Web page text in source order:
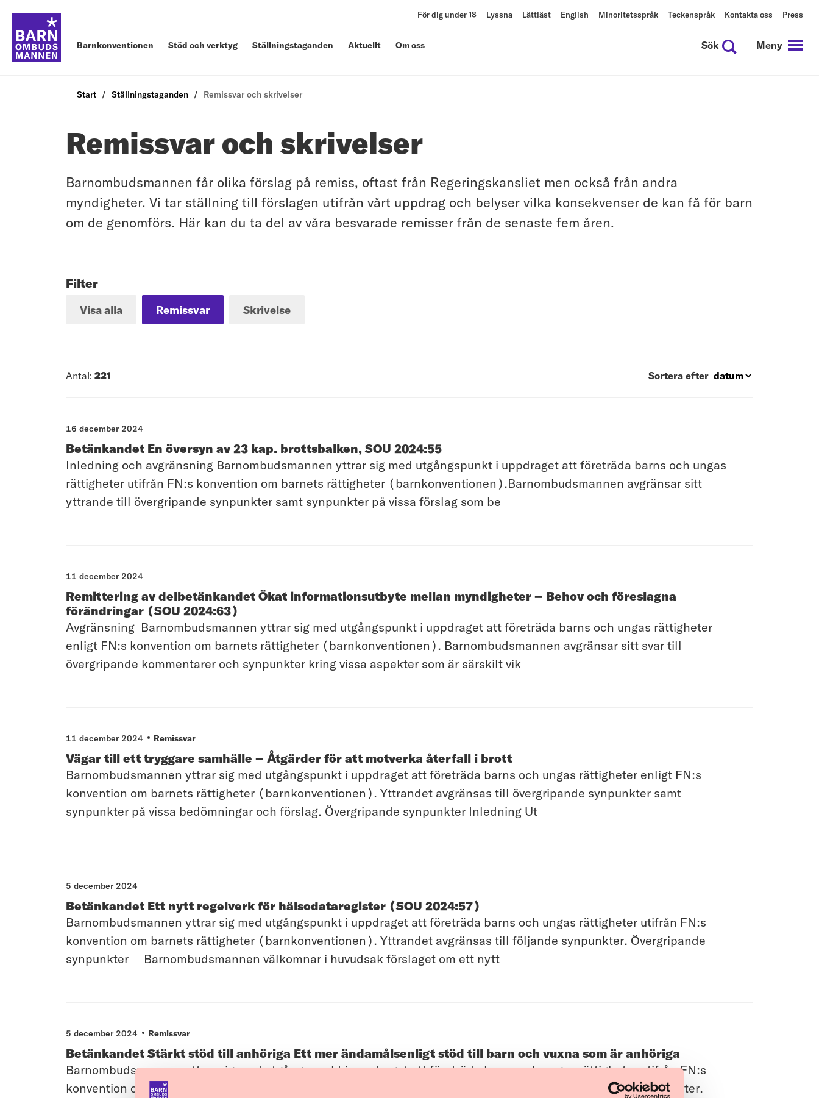
För dig under 18 Lyssna Lättläst English Minoritetsspråk Teckenspråk Kontakta oss Press
Barnkonventionen Stöd och verktyg Ställningstaganden Aktuellt Om oss Sök Meny
Start Ställningstaganden Remissvar och skrivelser
Remissvar och skrivelser
Barnombudsmannen får olika förslag på remiss, oftast från Regeringskansliet men också från andra
myndigheter. Vi tar ställning till förslagen utifrån vårt uppdrag och belyser vilka konsekvenser de kan få för barn
om de genomförs. Här kan du ta del av våra besvarade remisser från de senaste fem åren.
Filter
Visa alla Remissvar Skrivelse
Antal: 221 Sortera efter
16 december 2024
Betänkandet En översyn av 23 kap. brottsbalken, SOU 2024:55
Inledning och avgränsning Barnombudsmannen yttrar sig med utgångspunkt i uppdraget att företräda barns och ungas
rättigheter utifrån FN:s konvention om barnets rättigheter (barnkonventionen).Barnombudsmannen avgränsar sitt
yttrande till övergripande synpunkter samt synpunkter på vissa förslag som be
11 december 2024
Remittering av delbetänkandet Ökat informationsutbyte mellan myndigheter – Behov och föreslagna
förändringar (SOU 2024:63)
Avgränsning Barnombudsmannen yttrar sig med utgångspunkt i uppdraget att företräda barns och ungas rättigheter
enligt FN:s konvention om barnets rättigheter (barnkonventionen). Barnombudsmannen avgränsar sitt svar till
övergripande kommentarer och synpunkter kring vissa aspekter som är särskilt vik
11 december 2024 Remissvar
Vägar till ett tryggare samhälle – Åtgärder för att motverka återfall i brott
Barnombudsmannen yttrar sig med utgångspunkt i uppdraget att företräda barns och ungas rättigheter enligt FN:s
konvention om barnets rättigheter (barnkonventionen). Yttrandet avgränsas till övergripande synpunkter samt
synpunkter på vissa bedömningar och förslag. Övergripande synpunkter Inledning Ut
5 december 2024
Betänkandet Ett nytt regelverk för hälsodataregister (SOU 2024:57)
Barnombudsmannen yttrar sig med utgångspunkt i uppdraget att företräda barns och ungas rättigheter utifrån FN:s
konvention om barnets rättigheter (barnkonventionen). Yttrandet avgränsas till följande synpunkter. Övergripande
synpunkter Barnombudsmannen välkomnar i huvudsak förslaget om ett nytt
5 december 2024 Remissvar
Betänkandet Stärkt stöd till anhöriga Ett mer ändamålsenligt stöd till barn och vuxna som är anhöriga
Barnombudsmannen yttrar sig med utgångspunkt i uppdraget att företräda barns och ungas rättigheter utifrån FN:s
konvention om barnets rättigheter (barnkonventionen). Yttrandet avgränsas till följande övergripande synpunkter.